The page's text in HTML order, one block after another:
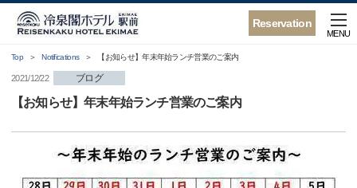
Reservation
MENU
Top Notifications 【お知らせ】年末年始ランチ営業のご案内
2021/12/22 ブログ
【お知らせ】年末年始ランチ営業のご案内